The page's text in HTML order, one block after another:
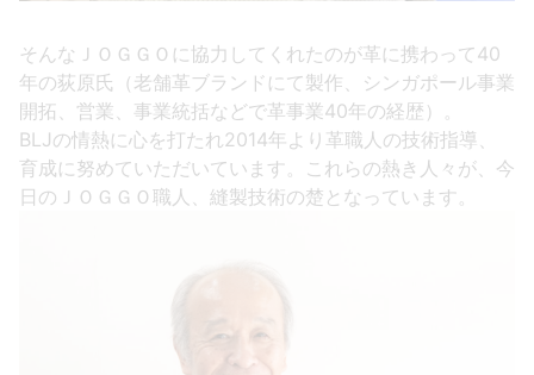
そんなＪＯＧＧＯに協力してくれたのが革に携わって40
年の荻原氏（老舗革ブランドにて製作、シンガポール事業
開拓、営業、事業統括などで革事業40年の経歴）。
BLJの情熱に心を打たれ2014年より革職人の技術指導、
育成に努めていただいています。これらの熱き人々が、今
日のＪＯＧＧＯ職人、縫製技術の楚となっています。